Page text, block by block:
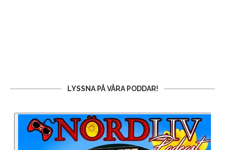
LYSSNA PÅ VÅRA PODDAR!